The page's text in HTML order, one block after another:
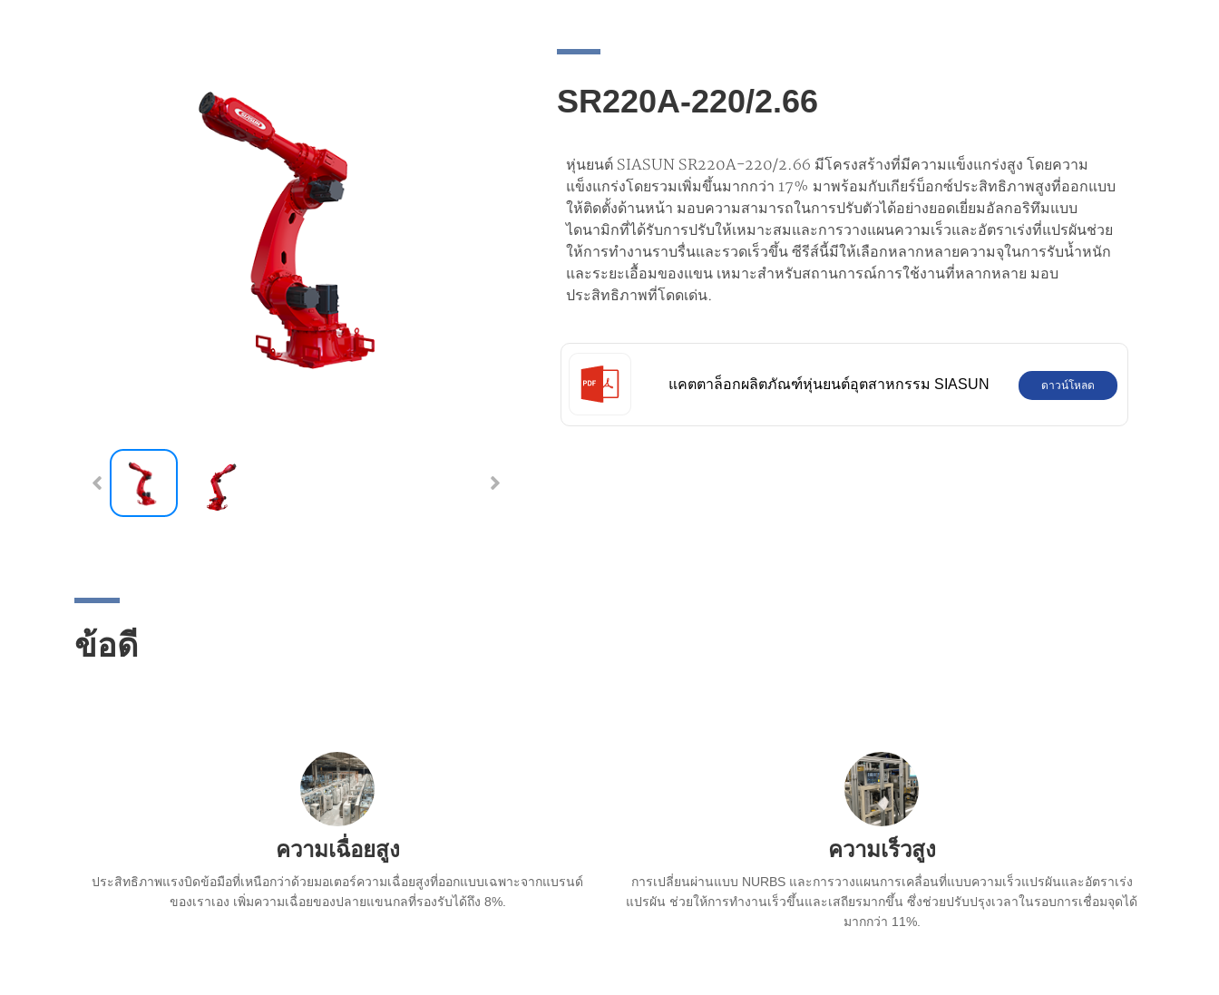
SR220A-220/2.66
หุ่นยนต์ SIASUN SR220A-220/2.66 มีโครงสร้างที่มีความแข็งแกร่งสูง โดยความ
แข็งแกร่งโดยรวมเพิ่มขึ้นมากกว่า 17% มาพร้อมกับเกียร์บ็อกซ์ประสิทธิภาพสูงที่ออกแบบ
ให้ติดตั้งด้านหน้า มอบความสามารถในการปรับตัวได้อย่างยอดเยี่ยมอัลกอริทึมแบบ
ไดนามิกที่ได้รับการปรับให้เหมาะสมและการวางแผนความเร็วและอัตราเร่งที่แปรผันช่วย
ให้การทำงานราบรื่นและรวดเร็วขึ้น ซีรีส์นี้มีให้เลือกหลากหลายความจุในการรับน้ำหนัก
และระยะเอื้อมของแขน เหมาะสำหรับสถานการณ์การใช้งานที่หลากหลาย มอบ
ประสิทธิภาพที่โดดเด่น.
แคตตาล็อกผลิตภัณฑ์หุ่นยนต์อุตสาหกรรม SIASUN ดาวน์โหลด
ข้อดี
ความเฉื่อยสูง
ประสิทธิภาพแรงบิดข้อมือที่เหนือกว่าด้วยมอเตอร์ความเฉื่อยสูงที่ออกแบบเฉพาะจากแบรนด์
ของเราเอง เพิ่มความเฉื่อยของปลายแขนกลที่รองรับได้ถึง 8%.
ความเร็วสูง
การเปลี่ยนผ่านแบบ NURBS และการวางแผนการเคลื่อนที่แบบความเร็วแปรผันและอัตราเร่ง
แปรผัน ช่วยให้การทำงานเร็วขึ้นและเสถียรมากขึ้น ซึ่งช่วยปรับปรุงเวลาในรอบการเชื่อมจุดได้
มากกว่า 11%.